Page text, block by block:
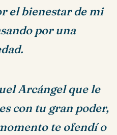
el bienestar de mi
por una
Arcángel que le
con tu gran poder,
te ofendí o